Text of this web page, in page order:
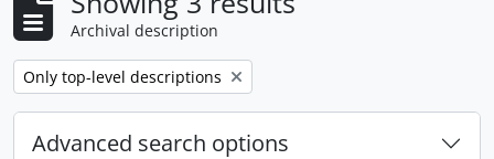
Archival description
Remove filter:
Only top-level descriptions
Advanced search options